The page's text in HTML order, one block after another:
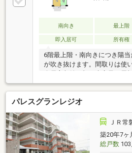
南向き 最上階
即入居可
所有権
6階最上階・南向きにつき陽
が吹き抜けます。間取りは使
物や思い出の品もすっきり片
が目の前という子育て世帯に
や飲食店も徒歩圏内に揃い毎
す。お手頃な駐車場代や都市
ト。1000万円台で叶う心地よ
ださい。ペット飼育可（細則
都市ガス■■■周辺施設■■■JR
4.2km久保台小学校 約450m
パレスグランレジオ
ＪＲ常
築20年7ヶ
総戸数103